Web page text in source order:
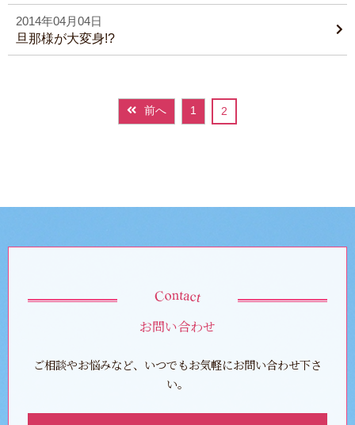
2014年04月04日
旦那様が大変身!?
前へ 1 2
お問い合わせ
ご相談やお悩みなど、いつでもお気軽にお問い合わせ下さ
い。